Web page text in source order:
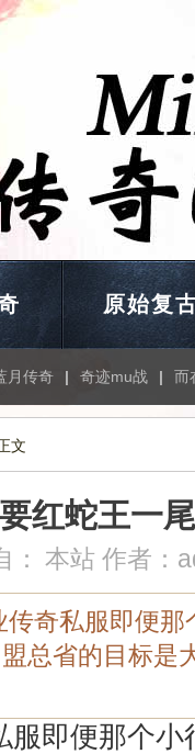
原始复
月传奇 | 奇迹mu战 | 而
文
红蛇王一
： 本站 作者：
传奇私服即便那
总省的目标是
即便那个小